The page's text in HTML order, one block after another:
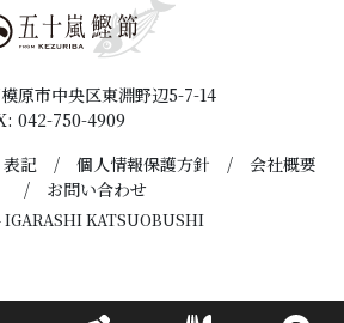
原市中央区東淵野辺5-7-14
042-750-4909
記
個人情報保護方針
会社概要
お問い合わせ
KATSUOBUSHI